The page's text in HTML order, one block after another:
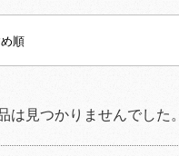
は見つかりませんでした。